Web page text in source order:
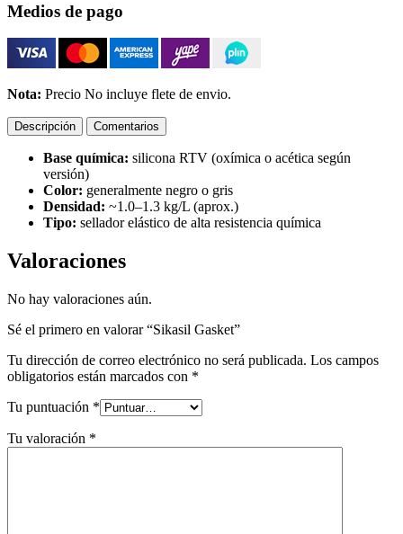
Medios de pago
Nota: Precio No incluye flete de envio.
Descripción Comentarios
Base química: silicona RTV (oxímica o acética según
versión)
Color: generalmente negro o gris
Densidad: ~1.0–1.3 kg/L (aprox.)
Tipo: sellador elástico de alta resistencia química
Valoraciones
No hay valoraciones aún.
Sé el primero en valorar “Sikasil Gasket”
Tu dirección de correo electrónico no será publicada. Los campos
obligatorios están marcados con *
Tu puntuación *
Tu valoración *